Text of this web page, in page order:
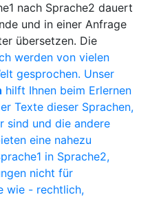
nach Sprache2 dauert
und in einer Anfrage
übersetzen. Die
werden von vielen
gesprochen. Unser
hilft Ihnen beim Erlernen
Texte dieser Sprachen,
sind und die andere
eine nahezu
in Sprache2,
nicht für
wie - rechtlich,